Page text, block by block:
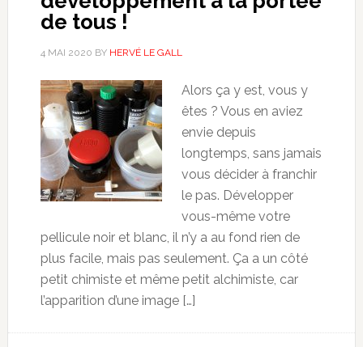
de tous !
4 MAI 2020 BY HERVÉ LE GALL
Alors ça y est, vous y
êtes ? Vous en aviez
envie depuis
longtemps, sans jamais
vous décider à franchir
le pas. Développer
vous-même votre
pellicule noir et blanc, il n’y a au fond rien de
plus facile, mais pas seulement. Ça a un côté
petit chimiste et même petit alchimiste, car
l’apparition d’une image […]